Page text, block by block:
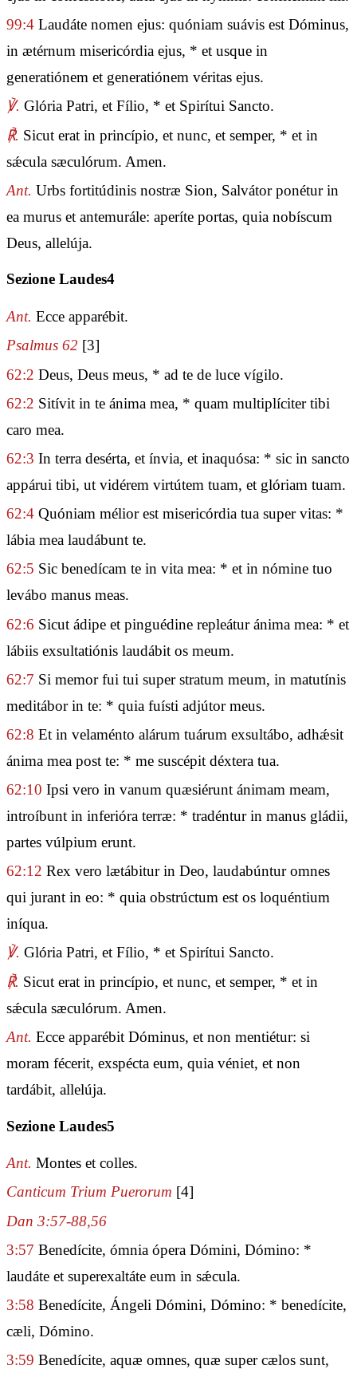
99:4 Laudáte nomen ejus: quóniam suávis est Dóminus,
in ætérnum misericórdia ejus, * et usque in
generatiónem et generatiónem véritas ejus.
℣. Glória Patri, et Fílio, * et Spirítui Sancto.
℟. Sicut erat in princípio, et nunc, et semper, * et in
sǽcula sæculórum. Amen.
Ant. Urbs fortitúdinis nostræ Sion, Salvátor ponétur in
ea murus et antemurále: aperíte portas, quia nobíscum
Deus, allelúja.
Sezione Laudes4
Ant. Ecce apparébit.
Psalmus 62 [3]
62:2 Deus, Deus meus, * ad te de luce vígilo.
62:2 Sitívit in te ánima mea, * quam multiplíciter tibi
caro mea.
62:3 In terra desérta, et ínvia, et inaquósa: * sic in sancto
appárui tibi, ut vidérem virtútem tuam, et glóriam tuam.
62:4 Quóniam mélior est misericórdia tua super vitas: *
lábia mea laudábunt te.
62:5 Sic benedícam te in vita mea: * et in nómine tuo
levábo manus meas.
62:6 Sicut ádipe et pinguédine repleátur ánima mea: * et
lábiis exsultatiónis laudábit os meum.
62:7 Si memor fui tui super stratum meum, in matutínis
meditábor in te: * quia fuísti adjútor meus.
62:8 Et in velaménto alárum tuárum exsultábo, adhǽsit
ánima mea post te: * me suscépit déxtera tua.
62:10 Ipsi vero in vanum quæsiérunt ánimam meam,
introíbunt in inferióra terræ: * tradéntur in manus gládii,
partes vúlpium erunt.
62:12 Rex vero lætábitur in Deo, laudabúntur omnes
qui jurant in eo: * quia obstrúctum est os loquéntium
iníqua.
℣. Glória Patri, et Fílio, * et Spirítui Sancto.
℟. Sicut erat in princípio, et nunc, et semper, * et in
sǽcula sæculórum. Amen.
Ant. Ecce apparébit Dóminus, et non mentiétur: si
moram fécerit, exspécta eum, quia véniet, et non
tardábit, allelúja.
Sezione Laudes5
Ant. Montes et colles.
Canticum Trium Puerorum [4]
Dan 3:57-88,56
3:57 Benedícite, ómnia ópera Dómini, Dómino: *
laudáte et superexaltáte eum in sǽcula.
3:58 Benedícite, Ángeli Dómini, Dómino: * benedícite,
cæli, Dómino.
3:59 Benedícite, aquæ omnes, quæ super cælos sunt,